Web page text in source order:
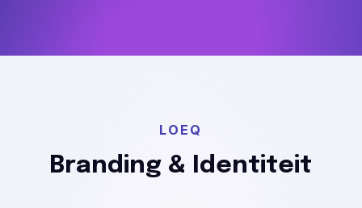
LOEQ
Branding & Identiteit